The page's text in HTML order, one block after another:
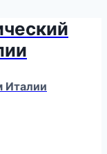
Италии